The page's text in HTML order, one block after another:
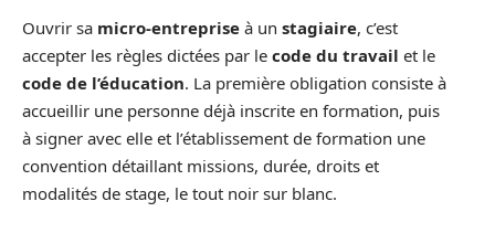
Ouvrir sa micro-entreprise à un stagiaire, c’est
accepter les règles dictées par le code du travail et le
code de l’éducation. La première obligation consiste à
accueillir une personne déjà inscrite en formation, puis
à signer avec elle et l’établissement de formation une
convention détaillant missions, durée, droits et
modalités de stage, le tout noir sur blanc.